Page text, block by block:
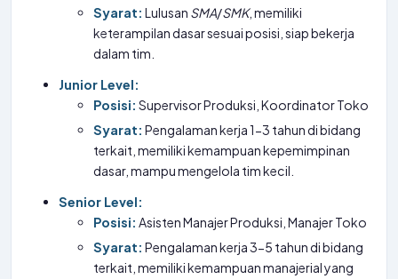
Syarat: Lulusan SMA/SMK, memiliki
keterampilan dasar sesuai posisi, siap bekerja
dalam tim.
Junior Level:
Posisi: Supervisor Produksi, Koordinator Toko
Syarat: Pengalaman kerja 1-3 tahun di bidang
terkait, memiliki kemampuan kepemimpinan
dasar, mampu mengelola tim kecil.
Senior Level:
Posisi: Asisten Manajer Produksi, Manajer Toko
Syarat: Pengalaman kerja 3-5 tahun di bidang
terkait, memiliki kemampuan manajerial yang